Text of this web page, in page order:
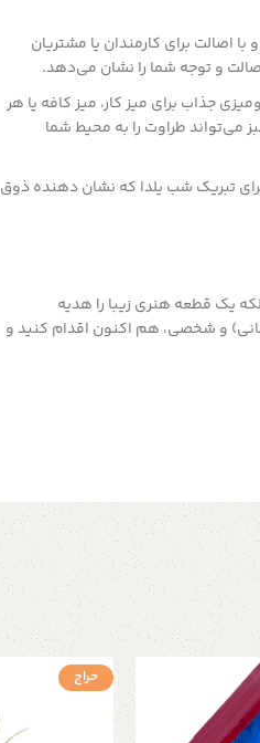
اصالت برای کارمندان یا مشتریان
و توجه شما را نشان می‌دهد.
جذاب برای میز کار، میز کافه یا هر
طراوت را به محیط شما
تبریک شب یلدا که نشان دهنده ذوق
یک قطعه هنری زیبا را هدیه
و شخصی، هم اکنون اقدام کنید و
حراج